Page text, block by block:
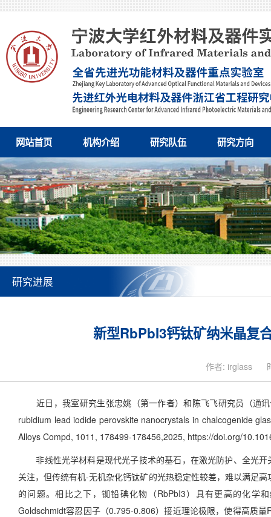
网站首页 机构介绍 研究队伍 研究方向
研究进展
新型RbPbI3钙钛矿纳米晶复
作者: irglass
近日，我室研究生张忠姚（第一作者）和陈飞飞研究员（通讯
rubidium lead iodide perovskite nanocrystals in chalcogenide
Alloys Compd, 1011, 178499-178456,2025, https://doi.org/
非线性光学材料是现代光子技术的基石，在激光防护、全光开
关注，但传统有机-无机杂化钙钛矿的光热稳定性较差，难以满足
的问题。相比之下，铷铅碘化物（RbPbI3）具有更高的化学
Goldschmidt容忍因子（0.795-0.806）接近理论极限，使得高质